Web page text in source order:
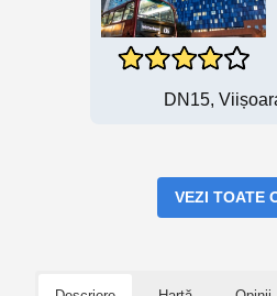
DN15,
VEZI TOATE